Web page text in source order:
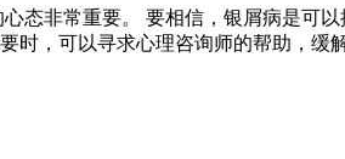
态非常重要。 要相信，银屑病是可
，可以寻求心理咨询师的帮助，缓